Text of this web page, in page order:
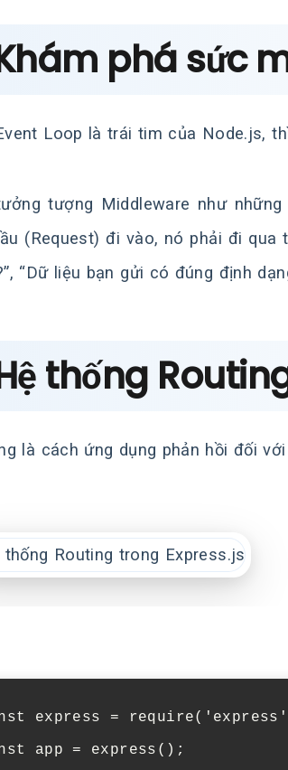
phá sức
Loop là trái tim của Node.js,
tượng Middleware như
(Request) đi vào, nó phải đi qua
“Dữ liệu bạn gửi có đúng định
thống
là cách ứng dụng phản hồi đối
express = require( 'express'
app = express ();